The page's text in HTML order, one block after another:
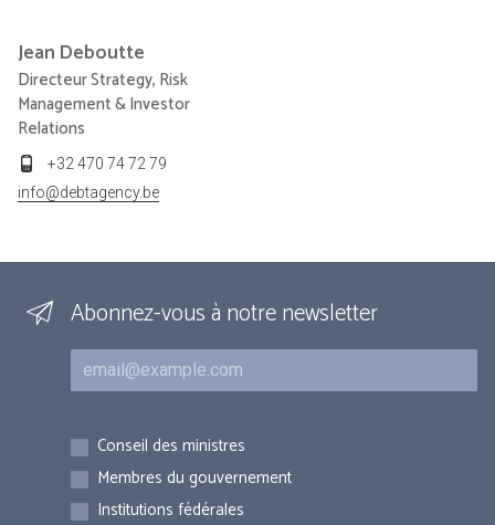
Jean Deboutte
Directeur Strategy, Risk
Management & Investor
Relations
+32 470 74 72 79
info@debtagency.be
Abonnez-vous à notre newsletter
Courriel
Inscriptions
Conseil des ministres
Membres du gouvernement
Institutions fédérales